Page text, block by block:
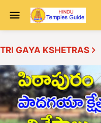
TRI GAYA KSHETRAS